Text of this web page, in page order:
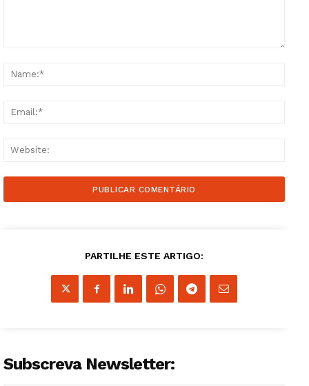
PARTILHE ESTE ARTIGO:
Subscreva Newsletter: